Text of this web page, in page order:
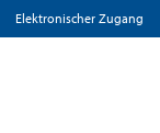
Elektronischer Zugang